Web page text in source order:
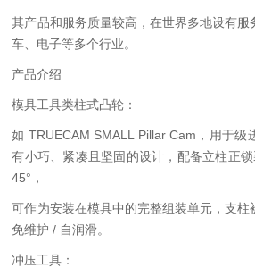
其产品和服务质量较高，在世界多地设有
车、电子等多个行业。
产品介绍
模具工具类柱式凸轮：
如 TRUECAM SMALL Pillar Cam，用于级
有小巧、紧凑且坚固的设计，配备立柱正
45°，
可作为安装在模具中的完整组装单元，支柱
免维护 / 自润滑。
冲压工具：